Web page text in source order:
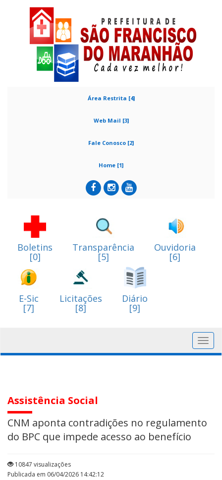
Área Restrita [4]
Web Mail [3]
Fale Conosco [2]
Home [1]
Boletins
[0]
Transparência
[5]
Ouvidoria
[6]
E-Sic
[7]
Licitações
[8]
Diário
[9]
Assistência Social
CNM aponta contradições no regulamento
do BPC que impede acesso ao benefício
10847 visualizações
Publicada em 06/04/2026 14:42:12